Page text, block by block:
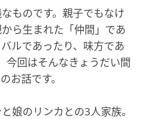
ものです。親子でもなけ
ら生まれた「仲間」であ
ルであったり、味方であ
今回はそんなきょうだい間
お話です。
娘のリンカとの3人家族。